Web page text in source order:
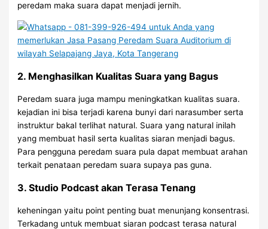
peredam maka suara dapat menjadi jernih.
2. Menghasilkan Kualitas Suara yang Bagus
Peredam suara juga mampu meningkatkan kualitas suara.
kejadian ini bisa terjadi karena bunyi dari narasumber serta
instruktur bakal terlihat natural. Suara yang natural inilah
yang membuat hasil serta kualitas siaran menjadi bagus.
Para pengguna peredam suara pula dapat membuat arahan
terkait penataan peredam suara supaya pas guna.
3. Studio Podcast akan Terasa Tenang
keheningan yaitu point penting buat menunjang konsentrasi.
Terkadang untuk membuat siaran podcast terasa natural